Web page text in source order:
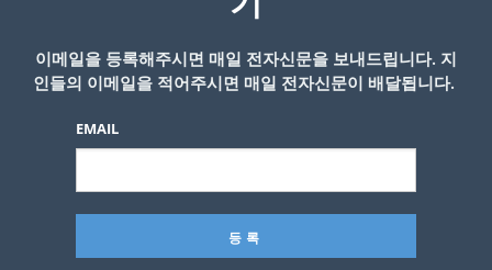
이메일을 등록해주시면 매일 전자신문을 보내드립니다. 지
인들의 이메일을 적어주시면 매일 전자신문이 배달됩니다.
EMAIL